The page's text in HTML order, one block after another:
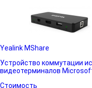
Yealink MShare
Устройство коммутации
видеотерминалов
Стоимость